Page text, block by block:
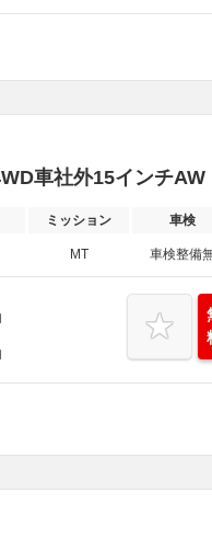
車社外15インチAW
ミッション 車検
MT 車検整備